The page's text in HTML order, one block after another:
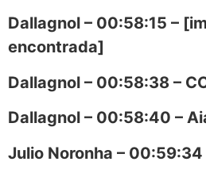
Dallagnol – 00:58:15 –
encontrada]
Dallagnol – 00:58:38 –
Dallagnol – 00:58:40 –
Julio Noronha – 00:59:34